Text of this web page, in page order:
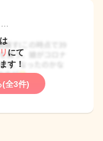
にて
す！
(全3件)